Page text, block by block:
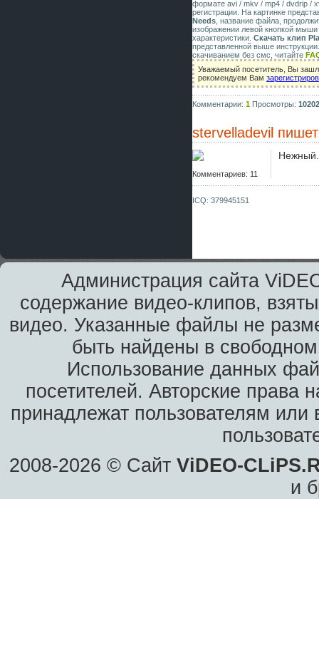
формате avi / mkv / mp4 / dvdrip /
регистрации. На картинке
Needs , название файла,
изображении левой кнопкой
характеристики. Скачать клип
представленной выше
скачиванием без смс, читайте
Уважаемый посетитель, Вы
рекомендуем Вам
Комментарии: 1 Просмотры: 10202
stervelladevil
Комментариев: 11
ICQ: 379945151
Администрация сайта
содержание видео-клипов,
видео. Указанные файлы не
быть найдены в
Использование данных
посетителей. Авторские права
принадлежат пользователям или
2008-2026 © Сайт ViDEO-
и